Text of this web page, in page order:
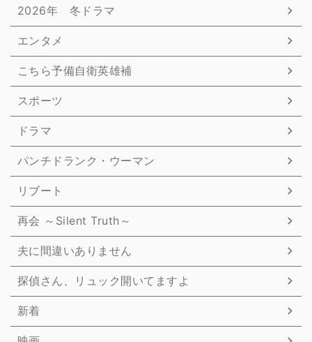
2026年 冬ドラマ
エンタメ
こちら予備自衛英雄補
スポーツ
ドラマ
パンチドランク・ウーマン
リブート
再会 ～Silent Truth～
夫に間違いありません
探偵さん、リュック開いてますよ
新着